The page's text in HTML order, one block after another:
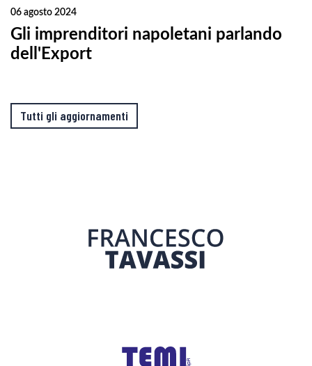
06 agosto 2024
Gli imprenditori napoletani parlando
dell'Export
Tutti gli aggiornamenti